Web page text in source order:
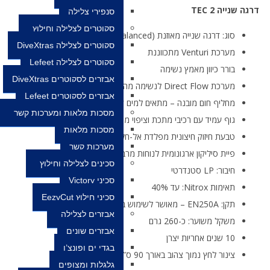
סנפירי צלילה
סקוטרים לצלילה וחילוץ
סקוטרים לצלילה DiveXtras
סקוטרים לצלילה Lefeet
אבזרים לסקוטרים DiveXtras
אבזרים לסקוטרים Lefeet
מסכות מלאות ומערכות קשר
מסכות מלאות
מערכות קשר
סכינים לצלילה וחילוץ
סכיני Victory
סכיני חילוץ EezyCut
אבזרים לצלילה
אבזרים שונים
בגדי ים ופונצ’ו
גלגלות ומצופים
דרגה שנייה TEC 2
סוג: דרגה שנייה מאוזנת (Balanced)
מערכת Venturi מתכווננת
בורר כיוון מאמץ נשימה
מערכת Direct Flow לנשימה מהירה וחלקה
מחליף חום מובנה – מתאים למים קרים
גוף עמיד עם רכיבי מתכת וציפוי מגן
טבעת חיזוק חיצונית מפלדת אל-חלד
פיית סיליקון ארגונומית לנוחות מרבית
חיבור: LP סטנדרטי
תאימות Nitrox: עד 40%
תקן: EN250A – מאושר לשימוש במים קרים
משקל משוער: כ-260 גרם
10 שנים אחריות יצרן
צינור לחץ נמוך צהוב באורך 90 ס”מ